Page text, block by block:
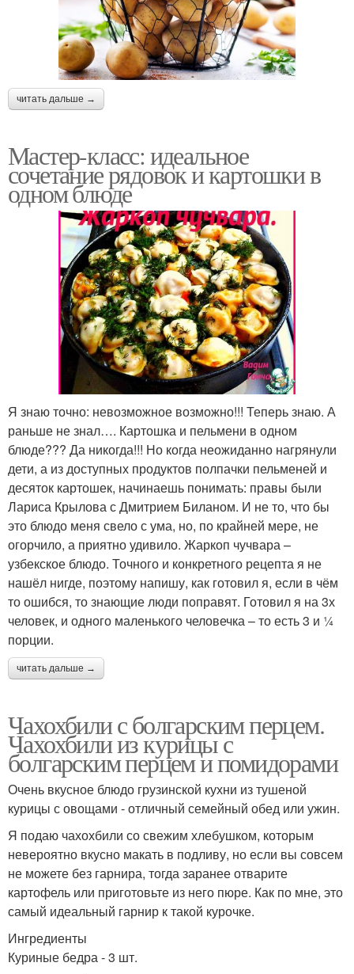
читать дальше →
Мастер-класс: идеальное
сочетание рядовок и картошки в
одном блюде
Я знаю точно: невозможное возможно!!! Теперь знаю. А
раньше не знал…. Картошка и пельмени в одном
блюде??? Да никогда!!! Но когда неожиданно нагрянули
дети, а из доступных продуктов полпачки пельменей и
десяток картошек, начинаешь понимать: правы были
Лариса Крылова с Дмитрием Биланом. И не то, что бы
это блюдо меня свело с ума, но, по крайней мере, не
огорчило, а приятно удивило. Жаркоп чучвара –
узбекское блюдо. Точного и конкретного рецепта я не
нашёл нигде, поэтому напишу, как готовил я, если в чём
то ошибся, то знающие люди поправят. Готовил я на 3х
человек, и одного маленького человечка – то есть 3 и ¼
порции.
читать дальше →
Чахохбили с болгарским перцем.
Чахохбили из курицы с
болгарским перцем и помидорами
Очень вкусное блюдо грузинской кухни из тушеной
курицы с овощами - отличный семейный обед или ужин.
Я подаю чахохбили со свежим хлебушком, которым
невероятно вкусно макать в подливу, но если вы совсем
не можете без гарнира, тогда заранее отварите
картофель или приготовьте из него пюре. Как по мне, это
самый идеальный гарнир к такой курочке.
Ингредиенты
Куриные бедра - 3 шт.